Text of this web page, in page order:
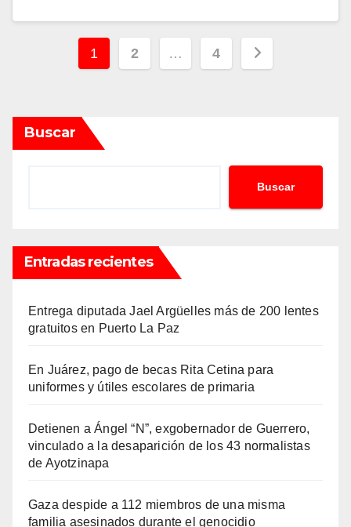
Paginación
entradas
1 2 … 4
Buscar
Buscar
Entradas recientes
Entrega diputada Jael Argüelles más de 200 lentes
gratuitos en Puerto La Paz
En Juárez, pago de becas Rita Cetina para
uniformes y útiles escolares de primaria
Detienen a Ángel “N”, exgobernador de Guerrero,
vinculado a la desaparición de los 43 normalistas
de Ayotzinapa
Gaza despide a 112 miembros de una misma
familia asesinados durante el genocidio